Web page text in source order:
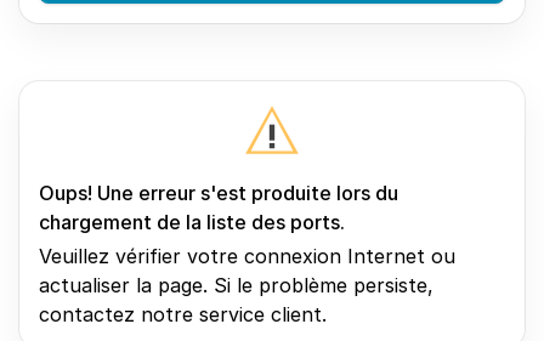
Oups! Une erreur s'est produite lors du
chargement de la liste des ports.
Veuillez vérifier votre connexion Internet ou
actualiser la page. Si le problème persiste,
contactez notre service client.